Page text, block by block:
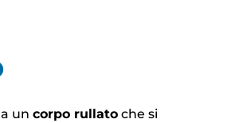
un corpo rullato che si